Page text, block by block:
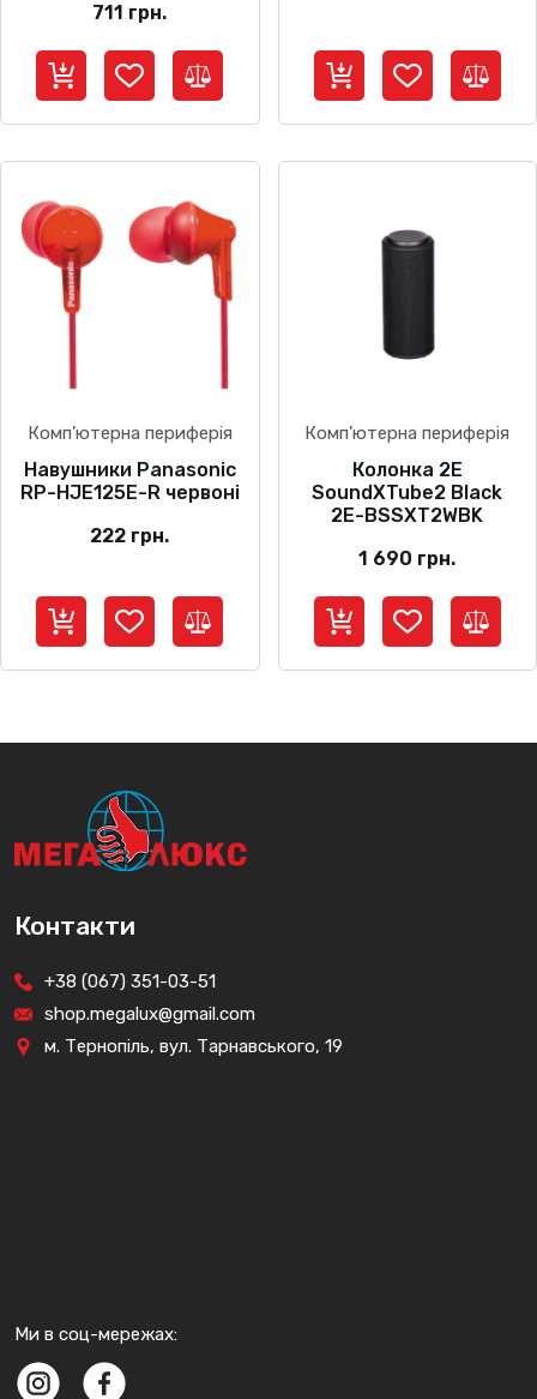
711 грн.
Комп’ютерна периферія
Навушники Panasonic
RP-HJE125E-R червоні
222 грн.
Комп’ютерна периферія
Колонка 2E
SoundXTube2 Black
2E-BSSXT2WBK
1 690 грн.
Контакти
+38 (067) 351-03-51
shop.megalux@gmail.com
м. Тернопіль, вул. Тарнавського, 19
Ми в соц-мережах: